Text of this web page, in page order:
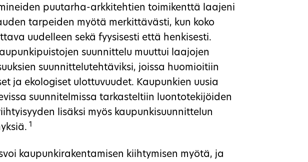
puutarha-arkkitehtien toimikenttä laajeni
tarpeiden myötä merkittävästi, kun koko
uudelleen sekä fyysisesti että henkisesti.
suunnittelu muuttui laajojen
suunnittelutehtäviksi, joissa huomioitiin
ja ekologiset ulottuvuudet. Kaupunkien uusia
suunnitelmissa tarkasteltiin luontotekijöiden
lisäksi myös kaupunkisuunnittelun
1
kaupunkirakentamisen kiihtymisen myötä, ja